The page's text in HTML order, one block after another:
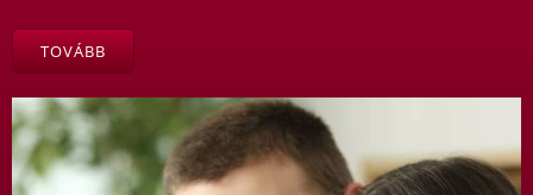
TOVÁBB